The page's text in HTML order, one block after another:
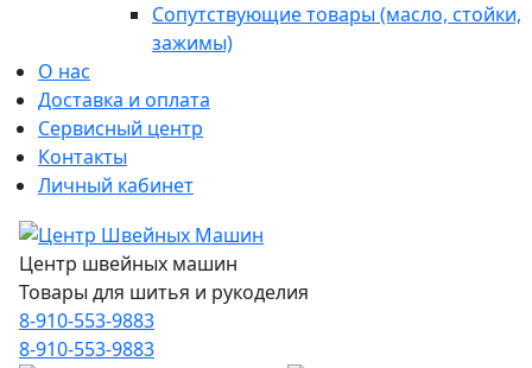
Сопутствующие товары (масло, стойки,
зажимы)
О нас
Доставка и оплата
Сервисный центр
Контакты
Личный кабинет
Центр швейных машин
Товары для шитья и рукоделия
8-910-553-9883
8-910-553-9883